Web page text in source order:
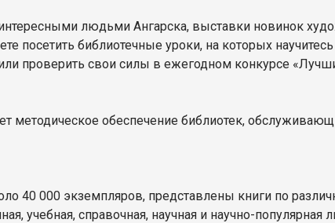
людьми Ангарска, выставки новинок
посетить библиотечные уроки, на которых
проверить свои силы в ежегодном конкурсе
методическое обеспечение библиотек,
40 000 экземпляров, представлены книги по
учебная, справочная, научная и научно-популярная